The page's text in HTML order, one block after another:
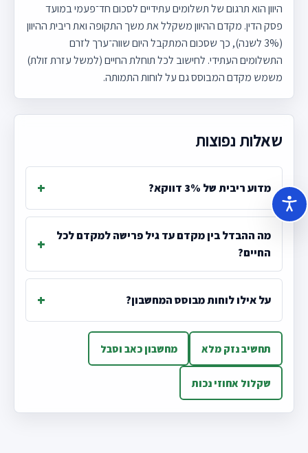
היוון הוא תרגום של תשלומים עתידיים לסכום חד־פעמי במועד
פסק הדין. מקדם ההיוון משקלל את משך התקופה ואת ריבית ההיוון
(3% לשנה), כך שסכום המתקבל היום שווה־ערך לזרם
התשלומים העתידי. לחישוב לכל תוחלת החיים (למשל עזרת זולת)
משמש מקדם המבוסס גם על לוחות התמותה.
שאלות נפוצות
מדוע ריבית של 3% דווקא?
מה ההבדל בין מקדם עד גיל פרישה למקדם לכל
החיים?
על אילו לוחות מבוסס המחשבון?
תחשיב נזק מלא מחשבון כאב וסבל
שקלול אחוזי נכות